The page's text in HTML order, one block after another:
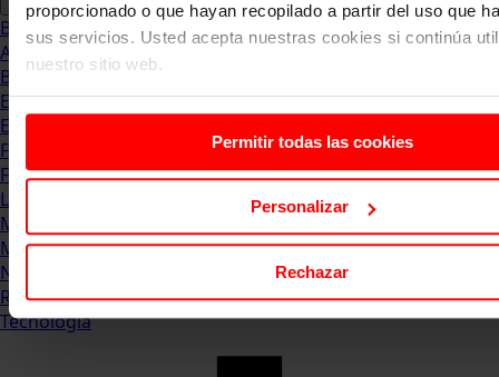
proporcionado o que hayan recopilado a partir del uso que
sus servicios. Usted acepta nuestras cookies si continúa
nuestro sitio web.
Permitir todas las cookies
Personalizar
Rechazar
Blog
Abogacia
Business
Empleo & Emprendimiento
Empresas
Finanzas
Formación & Estudios
Luxury
Management
Marketing & Comunicación
Negocios
Recursos Humanos
Tecnología